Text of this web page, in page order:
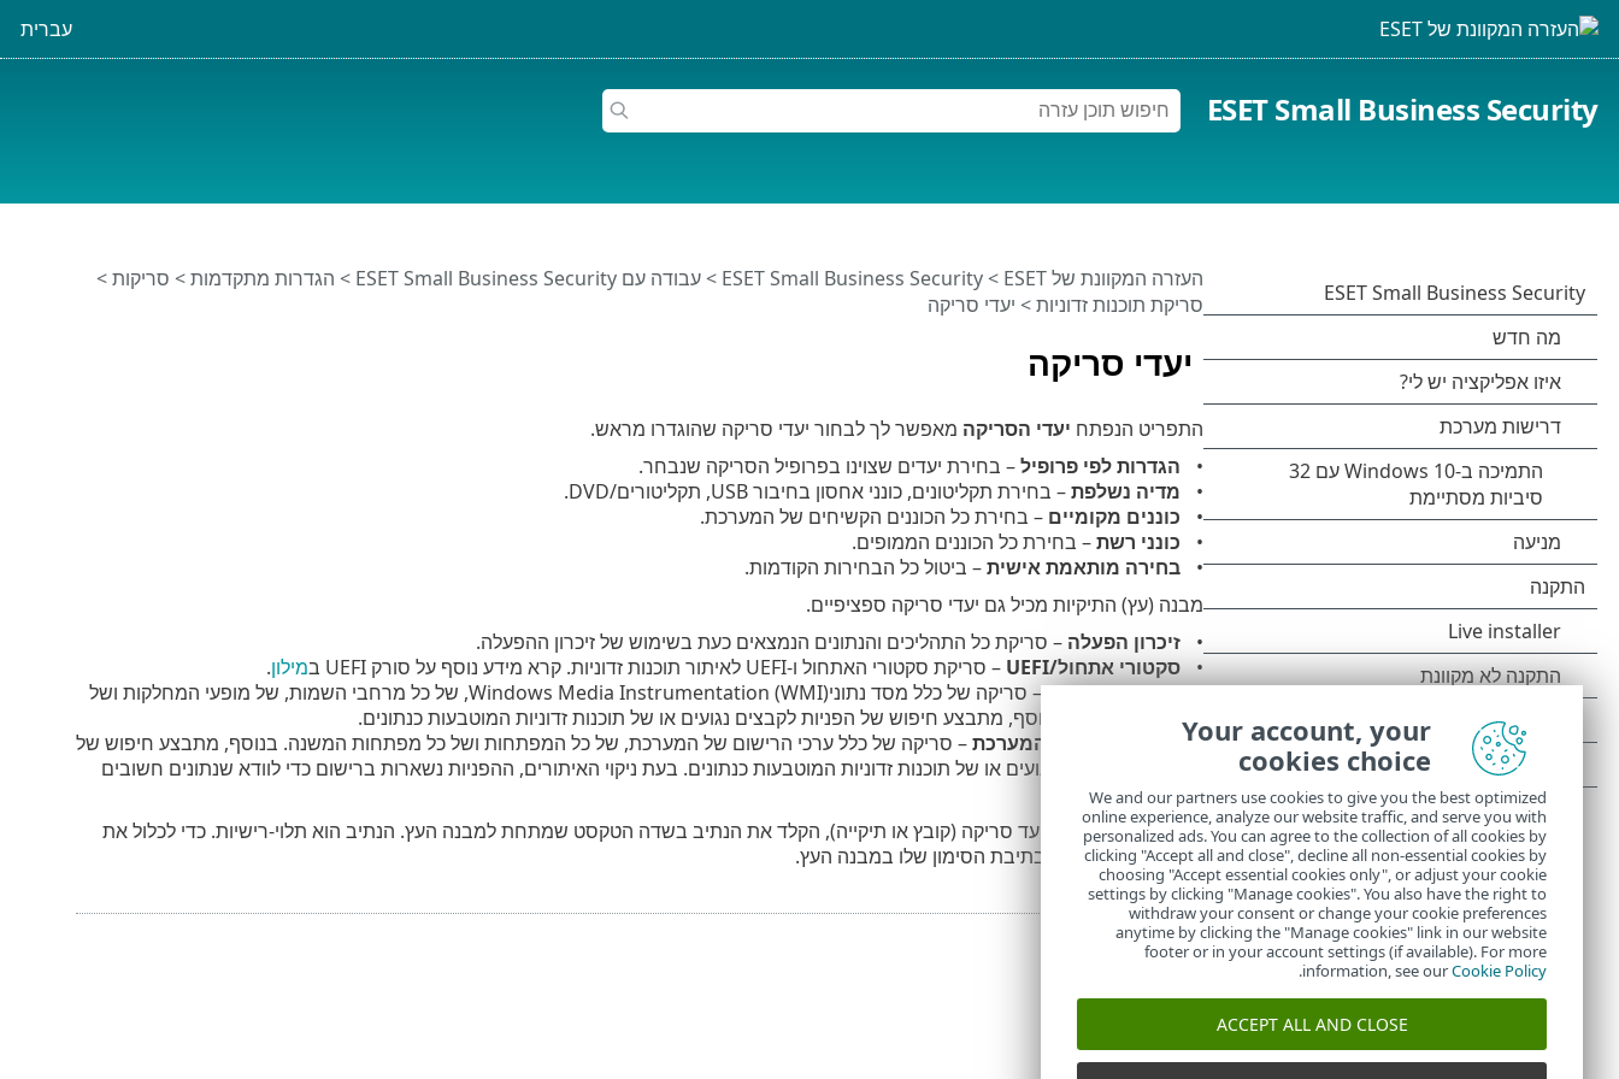
עברית
ESET Small Business Security
יעדי סריקה
העזרה המקוונת של ESET >
ESET Small Business Security
>עבודה עם ESET Small Business Security > הגדרות מתקדמות> סריקות>
סריקת תוכנות זדוניות> יעדי סריקה
התפריט הנפתח יעדי הסריקה מאפשר לך לבחור יעדי סריקה שהוגדרו מראש.
הגדרות לפי פרופיל– בחירת יעדים שצוינו בפרופיל הסריקה שנבחר.
מדיה נשלפת– בחירת תקליטונים, כונני אחסון בחיבור USB, תקליטורים/DVD.
כוננים מקומיים – בחירת כל הכוננים הקשיחים של המערכת.
כונני רשת– בחירת כל הכוננים הממופים.
בחירה מותאמת אישית– ביטול כל הבחירות הקודמות.
מבנה (עץ) התיקיות מכיל גם יעדי סריקה ספציפיים.
זיכרון הפעלה – סריקת כל התהליכים והנתונים הנמצאים כעת בשימוש של זיכרון ההפעלה.
סקטורי אתחול/UEFI
– סריקת סקטורי האתחול ו-UEFI לאיתור תוכנות זדוניות. קרא מידע נוסף על סורק UEFI ב מילון.
מסד נתוני WMI
– סריקה של כלל מסד נתוניWindows Media Instrumentation (WMI), של כל מרחבי השמות, של מופעי המחלקות ושל
כל המאפיינים. בנוסף, מתבצע חיפוש של הפניות לקבצים נגועים או של תוכנות זדוניות המוטבעות כנתונים.
ערכי רישום של המערכת– סריקה של כלל ערכי הרישום של המערכת, של כל המפתחות ושל כל מפתחות המשנה. בנוסף, מתבצע חיפוש של
הפניות לקבצים נגועים או של תוכנות זדוניות המוטבעות כנתונים. בעת ניקוי האיתורים, ההפניות נשארות ברישום כדי לוודא שנתונים חשובים
לא יאבדו.
כדי לנווט במהירות ליעד סריקה (קובץ או תיקייה), הקלד את הנתיב בשדה הטקסט שמתחת למבנה העץ. הנתיב הוא תלוי-רישיות. כדי לכלול את
היעד בסריקה, בחר בתיבת הסימון שלו במבנה העץ.
Your account, your
cookies choice
We and our partners use cookies to give you the best optimized
online experience, analyze our website traffic, and serve you with
personalized ads. You can agree to the collection of all cookies by
clicking "Accept all and close", decline all non-essential cookies by
choosing "Accept essential cookies only", or adjust your cookie
settings by clicking "Manage cookies". You also have the right to
withdraw your consent or change your cookie preferences
anytime by clicking the "Manage cookies" link in our website
footer or in your account settings (if available). For more
information, see ourCookie Policy
.
ACCEPT ALL AND CLOSE